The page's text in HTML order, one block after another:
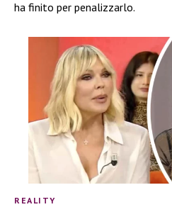
ha finito per penalizzarlo.
REALITY